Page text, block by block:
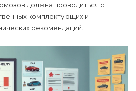
должна проводиться с
комплектующих и
рекомендаций.